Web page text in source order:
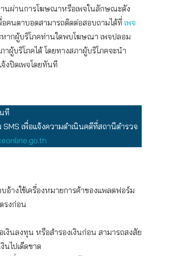
านผ่านการโฆษณาหรือเพจในลักษณะดัง
อคนตาบอดสามารถติดต่อสอบถามได้ที่ เพจ
ากผู้บริโภคท่านใดพบโฆษณา เพจปลอม
าผู้บริโภคได้ โดยทางสภาผู้บริโภคจะนำ
งปิดเพจโดยทันที
ที
เพื่อแจ้งความดำเนินคดีที่สถานีตำรวจ
างใช้เครื่องหมายการค้าของแพลตฟอร์ม
รงก่อน
งินลงทุน หรือสำรองเงินก่อน สามารถสงสัย
ไปเด็ดขาด